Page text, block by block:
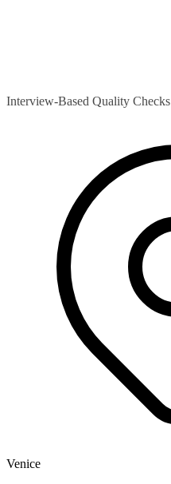
Interview-Based Quality Checks
Venice